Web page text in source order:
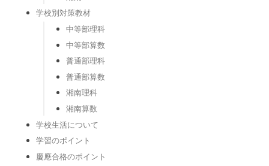
学校別対策教材
中等部理科
中等部算数
普通部理科
普通部算数
湘南理科
湘南算数
学校生活について
学習のポイント
慶應合格のポイント